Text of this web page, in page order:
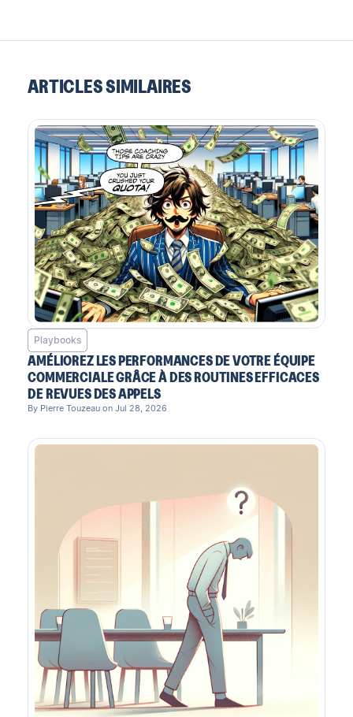
ARTICLES SIMILAIRES
Playbooks
AMÉLIOREZ LES PERFORMANCES DE VOTRE ÉQUIPE
COMMERCIALE GRÂCE À DES ROUTINES EFFICACES
DE REVUES DES APPELS
By Pierre Touzeau on Jul 28, 2026